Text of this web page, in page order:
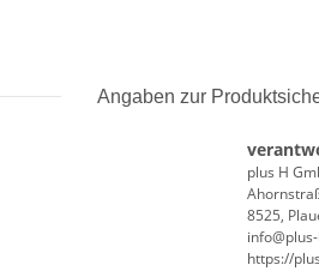
Angaben zur
plus H
8525,
https://